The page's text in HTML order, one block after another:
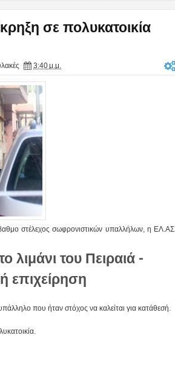
σε πολυκατοικία
3:40 μ.μ.
στέλεχος σωφρονιστικών υπαλλήλων, η ΕΛ.ΑΣ.
του Πειραιά -
επιχείρηση
που ήταν στόχος να καλείται για κατάθεσή.